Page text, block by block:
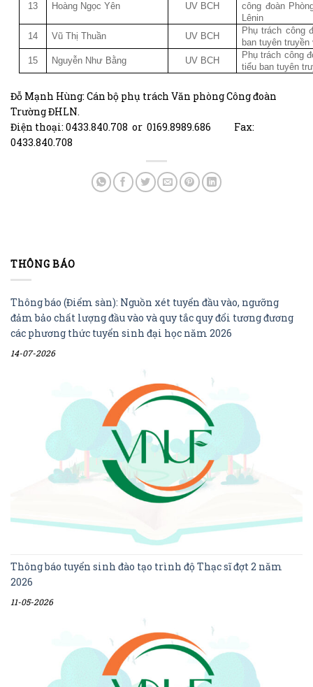
13 Hoàng Ngọc Yên UV BCH
công đoàn
Lênin
14
Vũ Thị Thuần UV BCH
Phụ trách công
ban tuyên truyền
15
Nguyễn Như Bằng UV BCH
Phụ trách công
tiểu ban tuyên
Đỗ Mạnh Hùng: Cán bộ phụ trách Văn phòng Công đoàn
Trường ĐHLN.
Điện thoại: 0433.840.708 or 0169.8989.686 Fax:
0433.840.708
THÔNG BÁO
Thông báo (Điểm sàn): Nguồn xét tuyển đầu vào, ngưỡng
đảm bảo chất lượng đầu vào và quy tắc quy đổi tương đương
các phương thức tuyển sinh đại học năm 2026
14-07-2026
Thông báo tuyển sinh đào tạo trình độ Thạc sĩ đợt 2 năm
2026
11-05-2026